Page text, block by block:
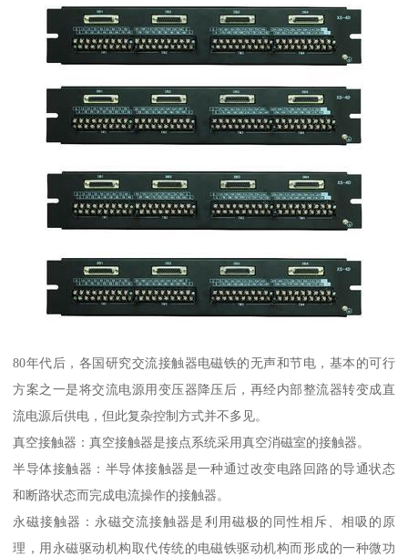
80年代后，各国研究交流接触器电磁铁的无声和节电，基本的可行
方案之一是将交流电源用变压器降压后，再经内部整流器转变成直
流电源后供电，但此复杂控制方式并不多见。
真空接触器：真空接触器是接点系统采用真空消磁室的接触器。
半导体接触器：半导体接触器是一种通过改变电路回路的导通状态
和断路状态而完成电流操作的接触器。
永磁接触器：永磁交流接触器是利用磁极的同性相斥、相吸的原
理，用永磁驱动机构取代传统的电磁铁驱动机构而形成的一种微功